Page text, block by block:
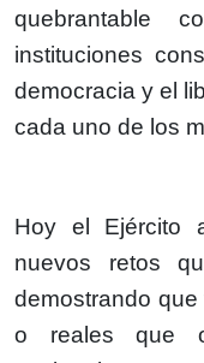
quebrantable
instituciones
democracia y el
cada uno de los
Hoy el Ejército
nuevos retos
demostrando
o reales que